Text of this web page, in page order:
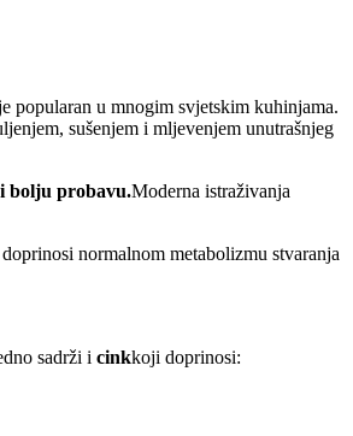
popularan u mnogim svjetskim kuhinjama.
sušenjem i mljevenjem unutrašnjeg
bolju probavu.Moderna istraživanja
normalnom metabolizmu stvaranja
sadrži i cinkkoji doprinosi: